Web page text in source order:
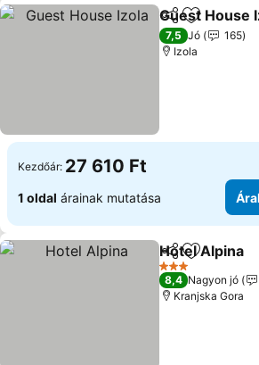
Megosztás
Guest House
7,5 Jó
165
Izola
Kezdőár: 27 610 Ft
1 oldal árainak mutatása
Megosztás
Hotel Alpina
3 Kategória
8,4 Nagyon jó
Kranjska Gora